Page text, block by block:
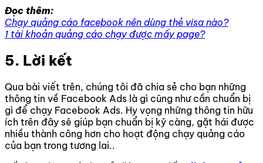
Đọc thêm:
Chạy quảng cáo facebook nên dùng thẻ visa nào?
1 tài khoản quảng cáo chạy được mấy page?
5. Lời kết
Qua bài viết trên, chúng tôi đã chia sẻ cho bạn những
thông tin về Facebook Ads là gì cũng như cần chuẩn bị
gì để chạy Facebook Ads. Hy vọng những thông tin hữu
ích trên đây sẽ giúp bạn chuẩn bị kỹ càng, gặt hái được
nhiều thành công hơn cho hoạt động chạy quảng cáo
của bạn trong tương lai..